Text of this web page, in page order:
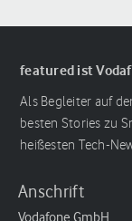
featured ist
Als Begleiter auf
besten Stories zu
heißesten Tech-
Anschrift
Vodafone GmbH